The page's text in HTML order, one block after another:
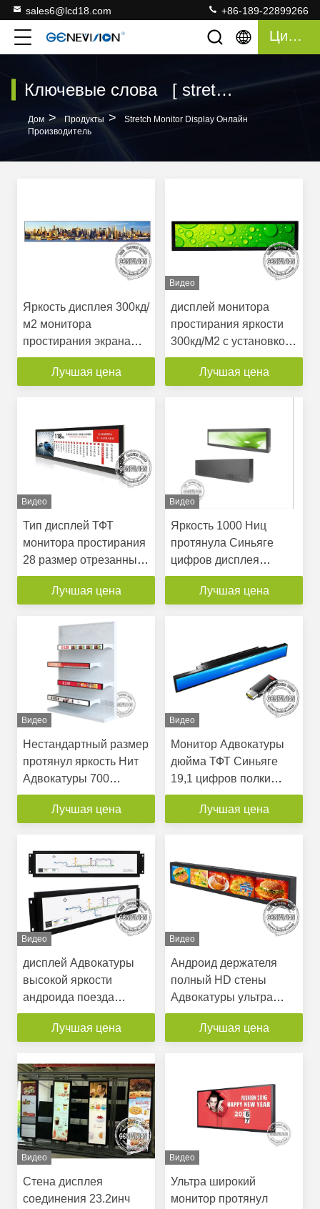
sales6@lcd18.com +86-189-22899266
Цитата
Ключевые слова [ stretch monitor display ] Совпадение 67 Продукты
Дом > Продукты >
Stretch Monitor Display Онлайн
Производитель
Яркость дисплея 300кд/
м2 монитора
простирания экрана
касания андроида БОЭ
1920*360Лучшая цена
Видео
дисплей монитора
простирания яркости
300кд/М2 с установкой
края полки
Лучшая цена
Видео
Тип дисплей ТФТ
монитора простирания
28 размер отрезанный
дюймами особенный
для игрока рекламы
Лучшая цена
Видео
Яркость 1000 Ниц
протянула Синьяге
цифров дисплея
монитора ультра
широкий для
Лучшая цена
Видео
Нестандартный размер
протянул яркость Нит
Адвокатуры 700
экранов рекламы Лкд
дисплея монитора
Лучшая цена
Видео
Монитор Адвокатуры
дюйма ТФТ Синьяге
19,1 цифров полки
дисплея БОЭ
первоначальной
Лучшая цена
Видео
дисплей Адвокатуры
высокой яркости
андроида поезда
открытой рамки
дисплея Вифи
автобусом ЛКД 28
дюймов
Лучшая цена
Видео
Андроид держателя
полный HD стены
Адвокатуры ультра
широкий протянул
дюйм 700cd/M2
Лучшая цена
Видео
Стена дисплея
соединения 23.2инч
Видео
Ультра широкий
монитор протянул